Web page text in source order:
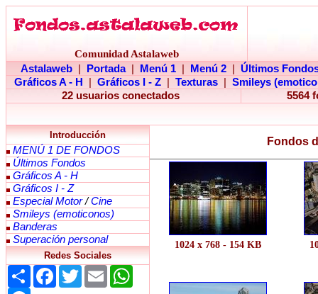
Comunidad Astalaweb
Astalaweb
Portada Menú 1 Menú 2
Últimos
Gráficos A - H
Gráficos I - Z Texturas
Smileys
22 usuarios conectados
5564
Introducción
MENÚ 1 DE FONDOS
Últimos Fondos
Gráficos A - H
Gráficos I - Z
Especial Motor/Cine
Smileys (emoticonos)
Banderas
Superación personal
Redes Sociales
Share Facebook
TwitterEmail
Fondos
1024 x 768 - 154 KB